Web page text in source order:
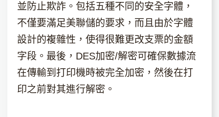
並防止欺詐。包括五種不同的安全字體，
不僅要滿足美聯儲的要求，而且由於字體
設計的複雜性，使得很難更改支票的金額
字段。最後，DES加密/解密可確保數據流
在傳輸到打印機時被完全加密，然後在打
印之前對其進行解密。